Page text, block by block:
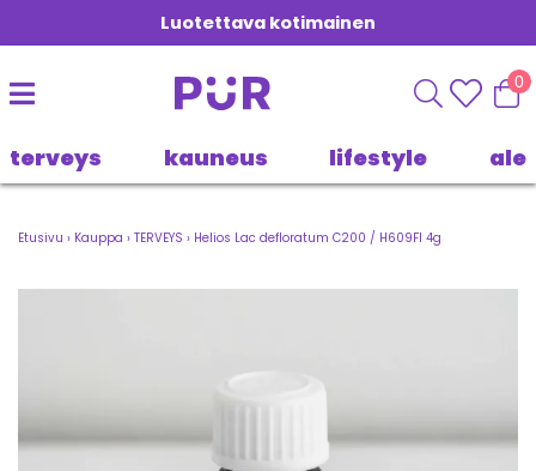
Luotettava kotimainen
0
terveys kauneus lifestyle ale
Etusivu › Kauppa › TERVEYS › Helios Lac defloratum C200 / H609FI 4g